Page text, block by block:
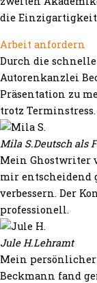
die
Arbeit anfordern
Durch die
Autorenkanzlei
Präsentation zu
trotz Terminstress.
Mila S.Deutsch als
Mein Ghostwriter
mir entscheidend
verbessern. Der
professionell.
Jule H.Lehramt
Mein
Beckmann fand